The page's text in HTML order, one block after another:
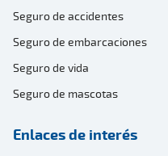
Seguro de accidentes
Seguro de embarcaciones
Seguro de vida
Seguro de mascotas
Enlaces de interés